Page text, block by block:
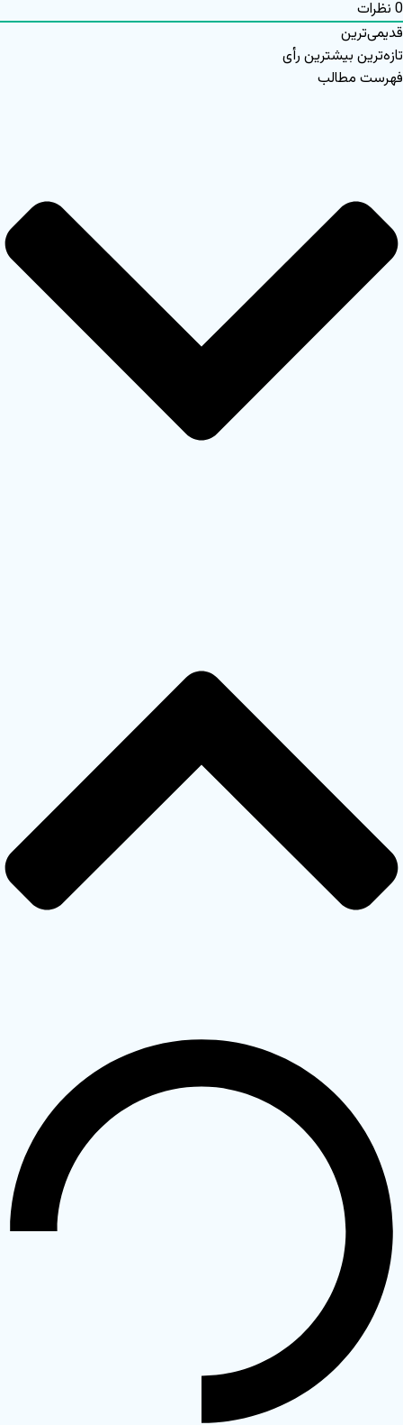
0 نظرات
قدیمی‌ترین
تازه‌ترین بیشترین رأی
فهرست مطالب